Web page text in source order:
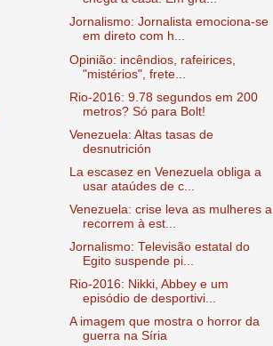
Jornalismo: Jornalista emociona-se
em direto com h...
Opinião: incêndios, rafeirices,
"mistérios", frete...
Rio-2016: 9.78 segundos em 200
metros? Só para Bolt!
Venezuela: Altas tasas de
desnutrición
La escasez en Venezuela obliga a
usar ataúdes de c...
Venezuela: crise leva as mulheres a
recorrem à est...
Jornalismo: Televisão estatal do
Egito suspende pi...
Rio-2016: Nikki, Abbey e um
episódio de desportivi...
A imagem que mostra o horror da
guerra na Síria